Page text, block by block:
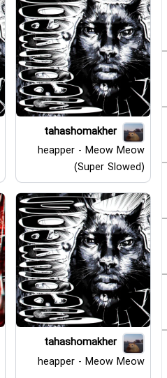
tahashomakher
heapper - Meow Meow
(Super Slowed)
tahashomakher
heapper - Meow Meow